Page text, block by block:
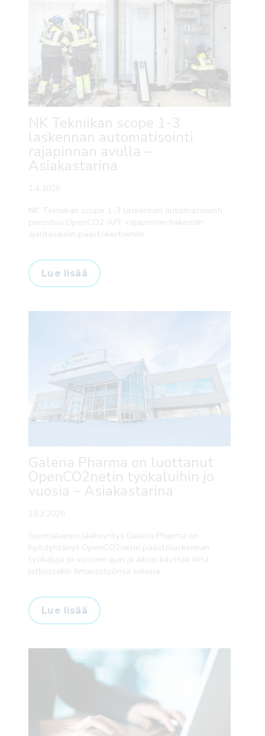
NK Tekniikan scope 1-3
laskennan automatisointi
rajapinnan avulla –
Asiakastarina
1.4.2026
NK Tekniikan scope 1-3 laskennan automatisointi
perustuu OpenCO2 API -rajapinnan hakemiin
ajantasaisiin päästökertoimiin.
Lue lisää
Galena Pharma on luottanut
OpenCO2netin työkaluihin jo
vuosia – Asiakastarina
18.3.2026
Suomalainen lääkeyritys Galena Pharma on
hyödyntänyt OpenCO2netin päästölaskennan
työkaluja jo vuosien ajan ja aikoo käyttää niitä
jatkossakin ilmastotyönsä tukena.
Lue lisää